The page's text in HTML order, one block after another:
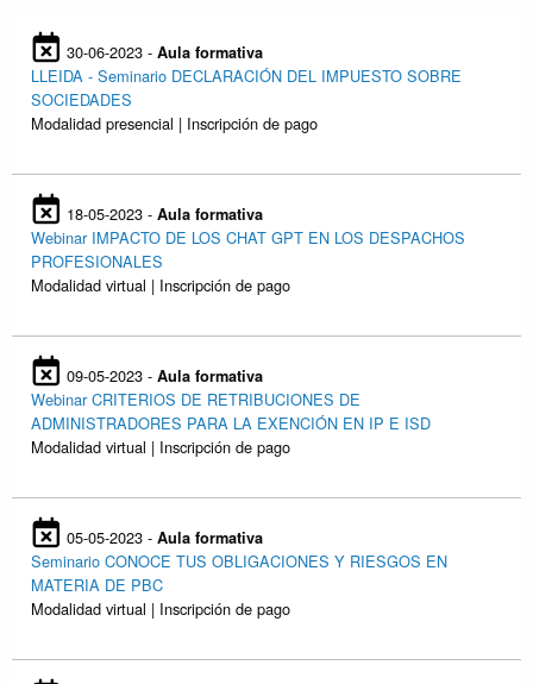
30-06-2023 - Aula formativa
LLEIDA - Seminario DECLARACIÓN DEL IMPUESTO SOBRE
SOCIEDADES
Modalidad presencial | Inscripción de pago
18-05-2023 - Aula formativa
Webinar IMPACTO DE LOS CHAT GPT EN LOS DESPACHOS
PROFESIONALES
Modalidad virtual | Inscripción de pago
09-05-2023 - Aula formativa
Webinar CRITERIOS DE RETRIBUCIONES DE
ADMINISTRADORES PARA LA EXENCIÓN EN IP E ISD
Modalidad virtual | Inscripción de pago
05-05-2023 - Aula formativa
Seminario CONOCE TUS OBLIGACIONES Y RIESGOS EN
MATERIA DE PBC
Modalidad virtual | Inscripción de pago